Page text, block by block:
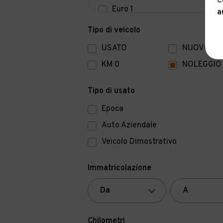
Euro 1
Euro 0
Tipo di veicolo
USATO
NUOVO
KM 0
NOLEGGIO
Tipo di usato
Epoca
Auto Aziendale
Veicolo Dimostrativo
Immatricolazione
Chilometri